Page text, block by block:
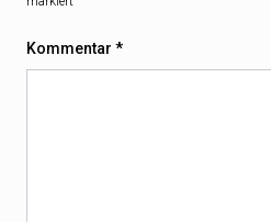
Kommentar *